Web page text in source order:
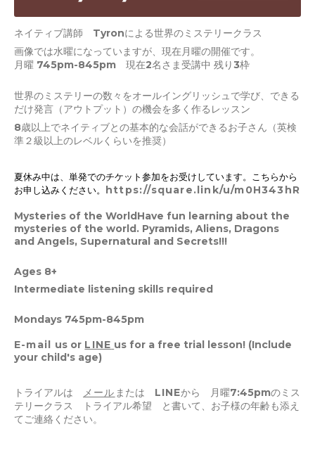
ネイティブ講師 Tyronによる世界のミステリークラス
画像では水曜になっていますが、現在月曜の開催です。
月曜 745pm-845pm 現在2名さま受講中 残り3枠
世界のミステリーの数々をオールイングリッシュで学び、できる
だけ発言（アウトプット）の機会を多く作るレッスン
8歳以上でネイティブとの基本的な会話ができるお子さん（英検
準２級以上のレベルくらいを推奨）
夏休み中は、単発でのチケット参加をお受けしています。こちらから
お申し込みください。 https://square.link/u/m0H343hR
Mysteries of the WorldHave fun learning about the
mysteries of the world. Pyramids, Aliens, Dragons
and Angels, Supernatural and Secrets!!!
Ages 8+
Intermediate listening skills required
Mondays 745pm-845pm
E-mail us or LINE us for a free trial lesson! (Include
your child's age)
トライアルは メール または LINEから 月曜7:45pmのミス
テリークラス トライアル希望 と書いて、お子様の年齢も添え
てご連絡ください。